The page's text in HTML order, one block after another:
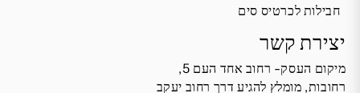
חבילות לכרטיס סים
יצירת קשר
מיקום העסק- רחוב אחד העם 5,
רחובות, מומלץ להגיע דרך רחוב יעקב